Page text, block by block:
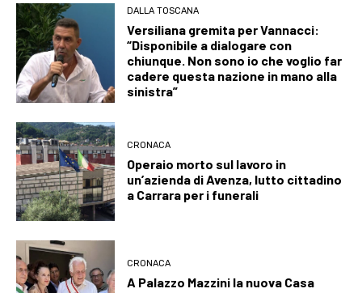
DALLA TOSCANA
Versiliana gremita per Vannacci:
“Disponibile a dialogare con
chiunque. Non sono io che voglio far
cadere questa nazione in mano alla
sinistra”
CRONACA
Operaio morto sul lavoro in
un’azienda di Avenza, lutto cittadino
a Carrara per i funerali
CRONACA
A Palazzo Mazzini la nuova Casa